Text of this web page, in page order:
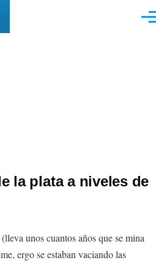
la plata a niveles de
unos cuantos años que se mina
ergo se estaban vaciando las